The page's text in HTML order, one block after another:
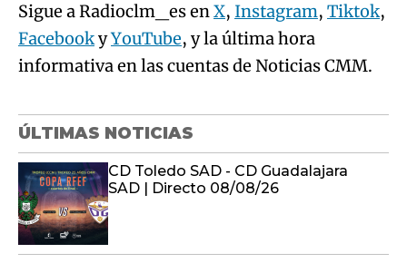
Sigue a Radioclm_es enX, Instagram, Tiktok,
FacebookyYouTube, y la última hora
informativa en las cuentas de Noticias CMM.
ÚLTIMAS NOTICIAS
CD Toledo SAD - CD Guadalajara
SAD | Directo 08/08/26